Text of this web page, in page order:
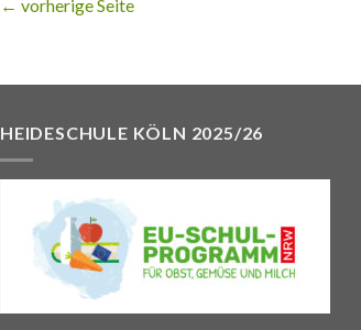
← vorherige Seite
HEIDESCHULE KÖLN 2025/26